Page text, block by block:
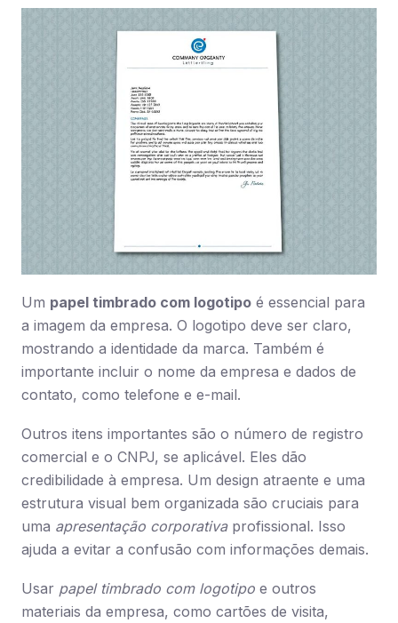
Um papel timbrado com logotipo é essencial para
a imagem da empresa. O logotipo deve ser claro,
mostrando a identidade da marca. Também é
importante incluir o nome da empresa e dados de
contato, como telefone e e-mail.
Outros itens importantes são o número de registro
comercial e o CNPJ, se aplicável. Eles dão
credibilidade à empresa. Um design atraente e uma
estrutura visual bem organizada são cruciais para
uma apresentação corporativaprofissional. Isso
ajuda a evitar a confusão com informações demais.
Usar papel timbrado com logotipo e outros
materiais da empresa, como cartões de visita,